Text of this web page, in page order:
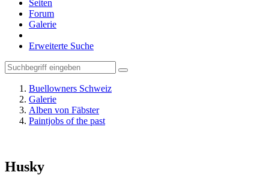
Seiten
Forum
Galerie
Erweiterte Suche
Buellowners Schweiz
Galerie
Alben von Fäbster
Paintjobs of the past
Husky